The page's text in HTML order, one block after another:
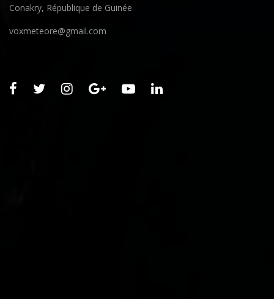
Conakry, République de Guinée
voxmeteore@gmail.com